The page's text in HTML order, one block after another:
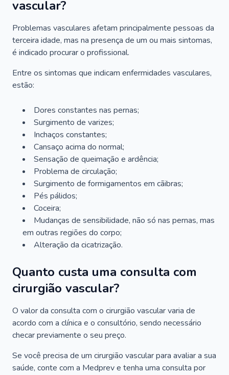
vascular?
Problemas vasculares afetam principalmente pessoas da
terceira idade, mas na presença de um ou mais sintomas,
é indicado procurar o profissional.
Entre os sintomas que indicam enfermidades vasculares,
estão:
Dores constantes nas pernas;
Surgimento de varizes;
Inchaços constantes;
Cansaço acima do normal;
Sensação de queimação e ardência;
Problema de circulação;
Surgimento de formigamentos em cãibras;
Pés pálidos;
Coceira;
Mudanças de sensibilidade, não só nas pernas, mas
em outras regiões do corpo;
Alteração da cicatrização.
Quanto custa uma consulta com
cirurgião vascular?
O valor da consulta com o cirurgião vascular varia de
acordo com a clínica e o consultório, sendo necessário
checar previamente o seu preço.
Se você precisa de um cirurgião vascular para avaliar a sua
saúde, conte com a Medprev e tenha uma consulta por